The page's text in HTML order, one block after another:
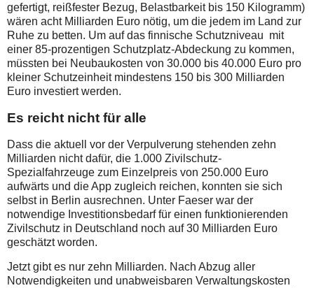
gefertigt, reißfester Bezug, Belastbarkeit bis 150 Kilogramm)
wären acht Milliarden Euro nötig, um die jedem im Land zur
Ruhe zu betten. Um auf das finnische Schutzniveau mit
einer 85-prozentigen Schutzplatz-Abdeckung zu kommen,
müssten bei Neubaukosten von 30.000 bis 40.000 Euro pro
kleiner Schutzeinheit mindestens 150 bis 300 Milliarden
Euro investiert werden.
Es reicht nicht für alle
Dass die aktuell vor der Verpulverung stehenden zehn
Milliarden nicht dafür, die 1.000 Zivilschutz-
Spezialfahrzeuge zum Einzelpreis von 250.000 Euro
aufwärts und die App zugleich reichen, konnten sie sich
selbst in Berlin ausrechnen. Unter Faeser war der
notwendige Investitionsbedarf für einen funktionierenden
Zivilschutz in Deutschland noch auf 30 Milliarden Euro
geschätzt worden.
Jetzt gibt es nur zehn Milliarden. Nach Abzug aller
Notwendigkeiten und unabweisbaren Verwaltungskosten